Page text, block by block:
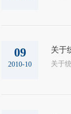
09
2010-10
关于